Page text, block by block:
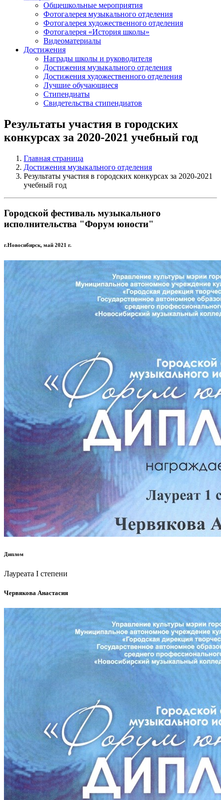
Общешкольные мероприятия
Фотогалерея музыкального отделения
Фотогалерея художественного отделения
Фотогалерея «История школы»
Видеоматериалы
Достижения
Награды школы и руководителя
Достижения музыкального отделения
Достижения художественного отделения
Лучшие обучающиеся
Стипендиаты
Свидетельства стипендиатов
Результаты участия в городских
конкурсах за 2020-2021 учебный год
Главная страница
Достижения музыкального отделения
Результаты участия в городских конкурсах за 2020-2021
учебный год
Городской фестиваль музыкального
исполнительства "Форум юности"
г.Новосибирск, май 2021 г.
Диплом
Лауреата I степени
Червякова Анастасия